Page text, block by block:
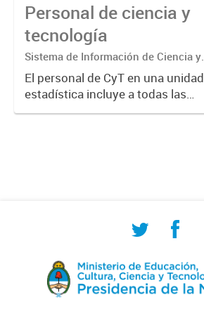
Personal de ciencia y
tecnología
Sistema de Información de Ciencia y
Tecnología Argentino (SICYTAR)
El personal de CyT en una unidad
estadística incluye a todas las
personas involucradas